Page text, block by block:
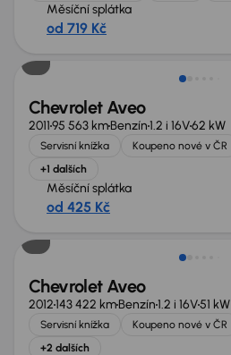
Měsíční splátka
od 719 Kč
Chevrolet Aveo
201195 563 kmBenzín1.2 i 16V62 kW
Servisní knížka Koupeno nové v ČR
+1 dalších
Měsíční splátka
od 425 Kč
Chevrolet Aveo
2012143 422 kmBenzín1.2 i 16V51 kW
Servisní knížka Koupeno nové v ČR
+2 dalších